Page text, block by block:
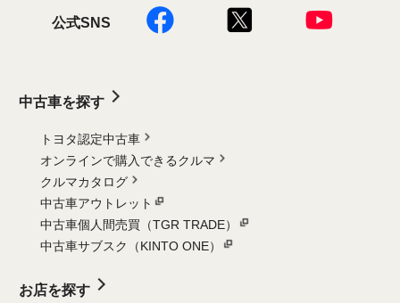
公式SNS
中古車を探す
トヨタ認定中古車
オンラインで購入できるクルマ
クルマカタログ
中古車アウトレット
中古車個人間売買（TGR TRADE）
中古車サブスク（KINTO ONE）
お店を探す